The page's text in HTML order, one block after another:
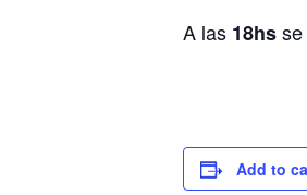
A las 18hs
Add to